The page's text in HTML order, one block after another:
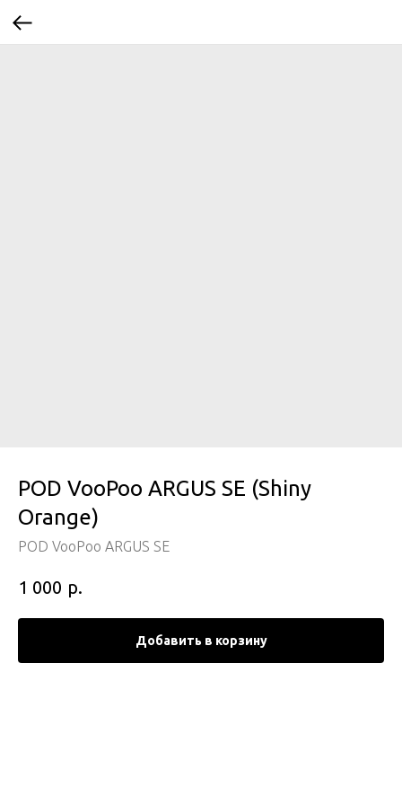
POD VooPoo ARGUS SE (Shiny
Orange)
POD VooPoo ARGUS SE
1 000 р.
Добавить в корзину